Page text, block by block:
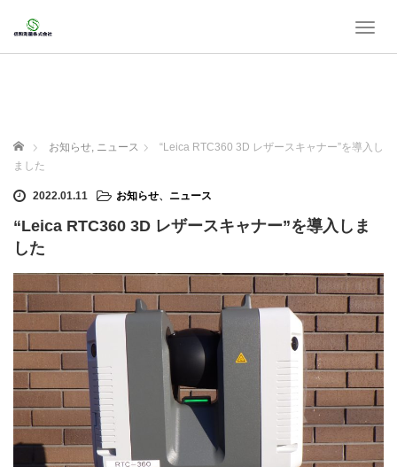
T
a
a
o
n
ホーム お知らせ, ニュース
“Leica RTC360 3D レザースキャナー”を導入し
ました
2022.01.11 お知らせ、 ニュース
“Leica RTC360 3D レザースキャナー”を導入しま
した